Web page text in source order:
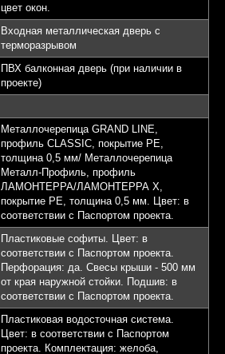
цвет окон.
Входная металлическая дверь с
терморазрывом
ПВХ балконная дверь (при наличии в
проекте)
Металлочерепица GRAND LINE,
профиль CLASSIC, покрытие PE,
толщина 0,5 мм/ Металлочерепица
Металл-Профиль, профиль
ЛАМОНТЕРРА/ЛАМОНТЕРРА Х,
покрытие PE, толщина 0,5 мм. Цвет: в
соответствии с Паспортом проекта.
Пластиковые софиты. Цвет: в
соответствии с Паспортом проекта.
Перфорация: да. Свесы крыши - 500 мм
от края наружной стойки. Подшив: в
соответствии с Паспортом проекта.
Пластиковая водосточная система.
Цвет: в соответствии с Паспортом
проекта. Комплектация: желоба,